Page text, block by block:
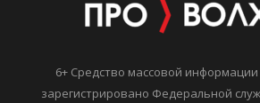
6+ Средство массовой
зарегистрировано Федеральной